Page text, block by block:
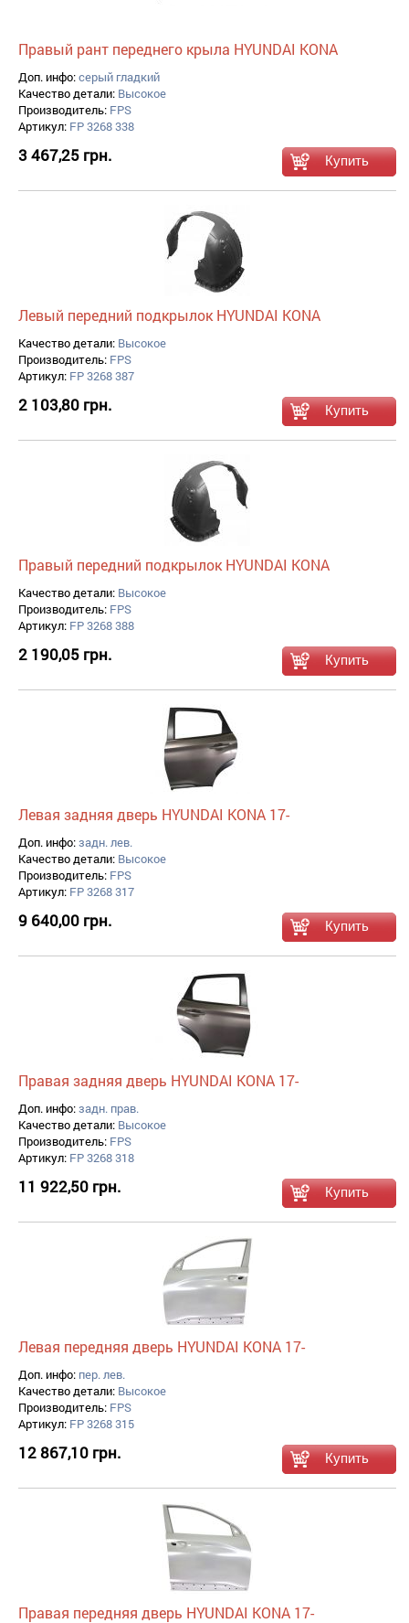
Правый рант переднего крыла HYUNDAI KONA
Доп. инфо:серый гладкий
Качество детали: Высокое
Производитель: FPS
Артикул: FP 3268 338
3 467,25 грн.
Левый передний подкрылок HYUNDAI KONA
Качество детали: Высокое
Производитель: FPS
Артикул: FP 3268 387
2 103,80 грн.
Правый передний подкрылок HYUNDAI KONA
Качество детали: Высокое
Производитель: FPS
Артикул: FP 3268 388
2 190,05 грн.
Левая задняя дверь HYUNDAI KONA 17-
Доп. инфо:задн. лев.
Качество детали: Высокое
Производитель: FPS
Артикул: FP 3268 317
9 640,00 грн.
Правая задняя дверь HYUNDAI KONA 17-
Доп. инфо:задн. прав.
Качество детали: Высокое
Производитель: FPS
Артикул: FP 3268 318
11 922,50 грн.
Левая передняя дверь HYUNDAI KONA 17-
Доп. инфо: пер. лев.
Качество детали: Высокое
Производитель: FPS
Артикул: FP 3268 315
12 867,10 грн.
Правая передняя дверь HYUNDAI KONA 17-